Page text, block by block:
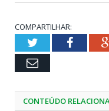
COMPARTILHAR:
Twitter
Email
CONTEÚDO